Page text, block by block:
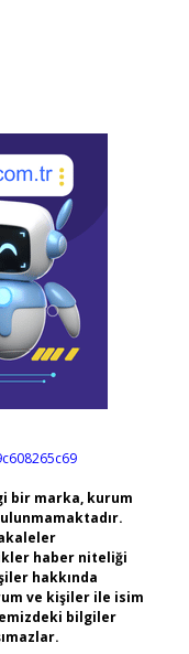
bir marka, kurum
haber niteliği
hakkında
ve kişiler ile isim
bilgiler